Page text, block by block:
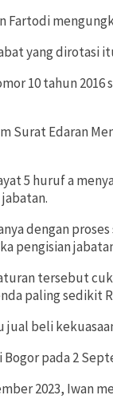
Fartodi
yang dirotasi
10 tahun
Edaran
5 huruf a
dengan
pengisian
tersebut
paling sedikit
beli
pada 2
2023, Iwan